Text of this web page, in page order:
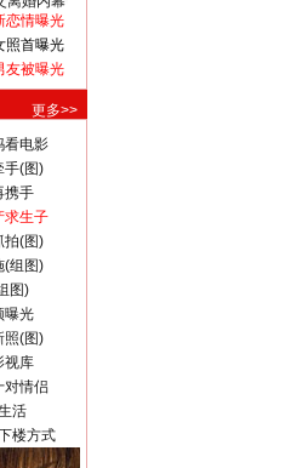
恋情曝光
照首曝光
友被曝光
更多>>
看电影
手(图)
携手
求生子
拍(图)
(组图)
图)
曝光
照(图)
视库
对情侣
活
楼方式